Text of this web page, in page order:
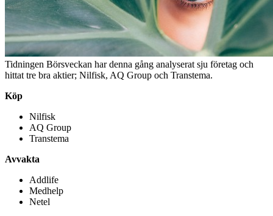
Tidningen Börsveckan har denna gång analyserat sju företag och
hittat tre bra aktier; Nilfisk, AQ Group och Transtema.
Köp
Nilfisk
AQ Group
Transtema
Avvakta
Addlife
Medhelp
Netel